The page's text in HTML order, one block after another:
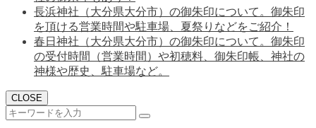
長浜神社（大分県大分市）の御朱印について。御朱印
を頂ける営業時間や駐車場、夏祭りなどをご紹介！
春日神社（大分県大分市）の御朱印について。御朱印
の受付時間（営業時間）や初穂料、御朱印帳、神社の
神様や歴史、駐車場など。
CLOSE